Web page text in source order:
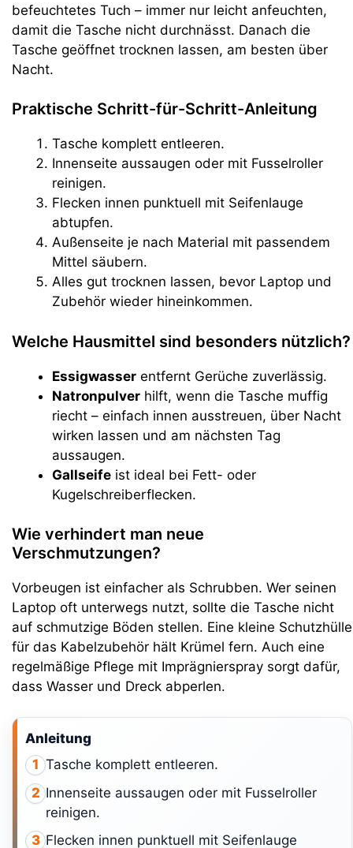
befeuchtetes Tuch – immer nur leicht anfeuchten,
damit die Tasche nicht durchnässt. Danach die
Tasche geöffnet trocknen lassen, am besten über
Nacht.
Praktische Schritt-für-Schritt-Anleitung
Tasche komplett entleeren.
Innenseite aussaugen oder mit Fusselroller
reinigen.
Flecken innen punktuell mit Seifenlauge
abtupfen.
Außenseite je nach Material mit passendem
Mittel säubern.
Alles gut trocknen lassen, bevor Laptop und
Zubehör wieder hineinkommen.
Welche Hausmittel sind besonders nützlich?
Essigwasser entfernt Gerüche zuverlässig.
Natronpulver hilft, wenn die Tasche muffig
riecht – einfach innen ausstreuen, über Nacht
wirken lassen und am nächsten Tag
aussaugen.
Gallseife ist ideal bei Fett- oder
Kugelschreiberflecken.
Wie verhindert man neue
Verschmutzungen?
Vorbeugen ist einfacher als Schrubben. Wer seinen
Laptop oft unterwegs nutzt, sollte die Tasche nicht
auf schmutzige Böden stellen. Eine kleine Schutzhülle
für das Kabelzubehör hält Krümel fern. Auch eine
regelmäßige Pflege mit Imprägnierspray sorgt dafür,
dass Wasser und Dreck abperlen.
Anleitung
1 Tasche komplett entleeren.
2 Innenseite aussaugen oder mit Fusselroller
reinigen.
3 Flecken innen punktuell mit Seifenlauge